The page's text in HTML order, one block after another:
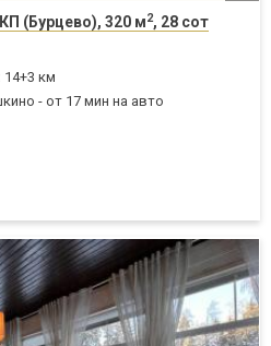
(Бурцево), 320 м2, 28 сот
14+3 км
- от 17 мин на авто